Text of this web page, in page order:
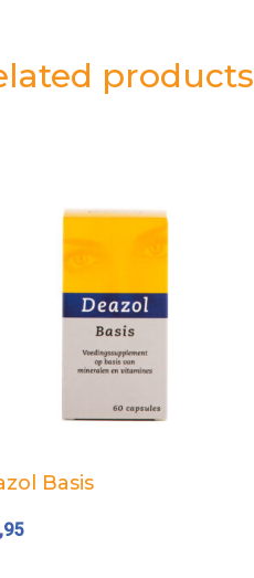
products
Basis